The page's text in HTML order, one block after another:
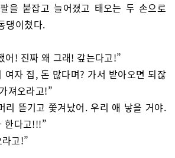
을 붙잡고 늘어졌고 태오는 두 손으로
댕이쳤다.
어! 진짜 왜 그래! 갚는다고!”
여자 집, 돈 많다며? 가서 받아오면 되잖
져오라고!”
리 뜯기고 쫓겨났어. 우리 애 낳을 거야.
한다고!!!”
고!”